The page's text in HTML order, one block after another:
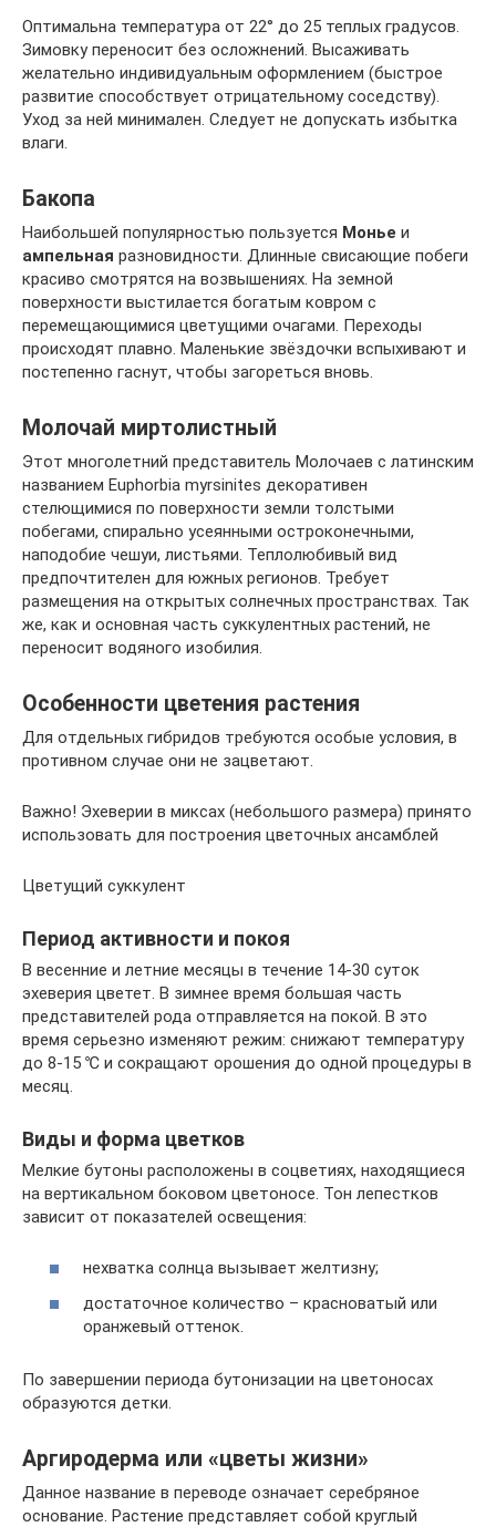
Оптимальна температура от 22° до 25 теплых градусов.
Зимовку переносит без осложнений. Высаживать
желательно индивидуальным оформлением (быстрое
развитие способствует отрицательному соседству).
Уход за ней минимален. Следует не допускать избытка
влаги.
Бакопа
Наибольшей популярностью пользуется Монье и
ампельная разновидности. Длинные свисающие побеги
красиво смотрятся на возвышениях. На земной
поверхности выстилается богатым ковром с
перемещающимися цветущими очагами. Переходы
происходят плавно. Маленькие звёздочки вспыхивают и
постепенно гаснут, чтобы загореться вновь.
Молочай миртолистный
Этот многолетний представитель Молочаев с латинским
названием Euphorbia myrsinites декоративен
стелющимися по поверхности земли толстыми
побегами, спирально усеянными остроконечными,
наподобие чешуи, листьями. Теплолюбивый вид
предпочтителен для южных регионов. Требует
размещения на открытых солнечных пространствах. Так
же, как и основная часть суккулентных растений, не
переносит водяного изобилия.
Особенности цветения растения
Для отдельных гибридов требуются особые условия, в
противном случае они не зацветают.
Важно! Эхеверии в миксах (небольшого размера) принято
использовать для построения цветочных ансамблей
Цветущий суккулент
Период активности и покоя
В весенние и летние месяцы в течение 14-30 суток
эхеверия цветет. В зимнее время большая часть
представителей рода отправляется на покой. В это
время серьезно изменяют режим: снижают температуру
до 8-15 ℃ и сокращают орошения до одной процедуры в
месяц.
Виды и форма цветков
Мелкие бутоны расположены в соцветиях, находящиеся
на вертикальном боковом цветоносе. Тон лепестков
зависит от показателей освещения:
нехватка солнца вызывает желтизну;
достаточное количество – красноватый или
оранжевый оттенок.
По завершении периода бутонизации на цветоносах
образуются детки.
Аргиродерма или «цветы жизни»
Данное название в переводе означает серебряное
основание. Растение представляет собой круглый